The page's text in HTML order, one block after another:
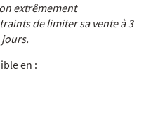
extrêmement
de limiter sa vente à 3
en :